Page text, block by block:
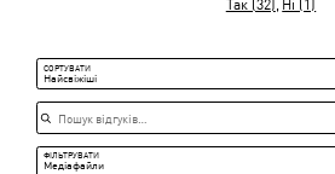
Середня
Так (32) Ні (1)
СОРТУВАТИ
Найсвіжіші
Пошук відгуків
ФІЛЬТРУВАТИ
Медіафайли